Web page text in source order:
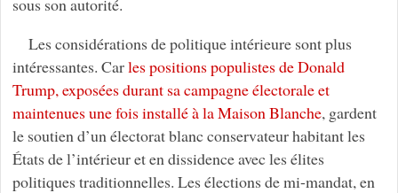
Les considérations de politique intérieure sont plus
intéressantes. Carles positions populistes de Donald
Trump, exposées durant sa campagne électorale et
maintenues une fois installé à la Maison Blanche, gardent
le soutien d’un électorat blanc conservateur habitant les
États de l’intérieur et en dissidence avec les élites
politiques traditionnelles. Les élections de mi-mandat, en